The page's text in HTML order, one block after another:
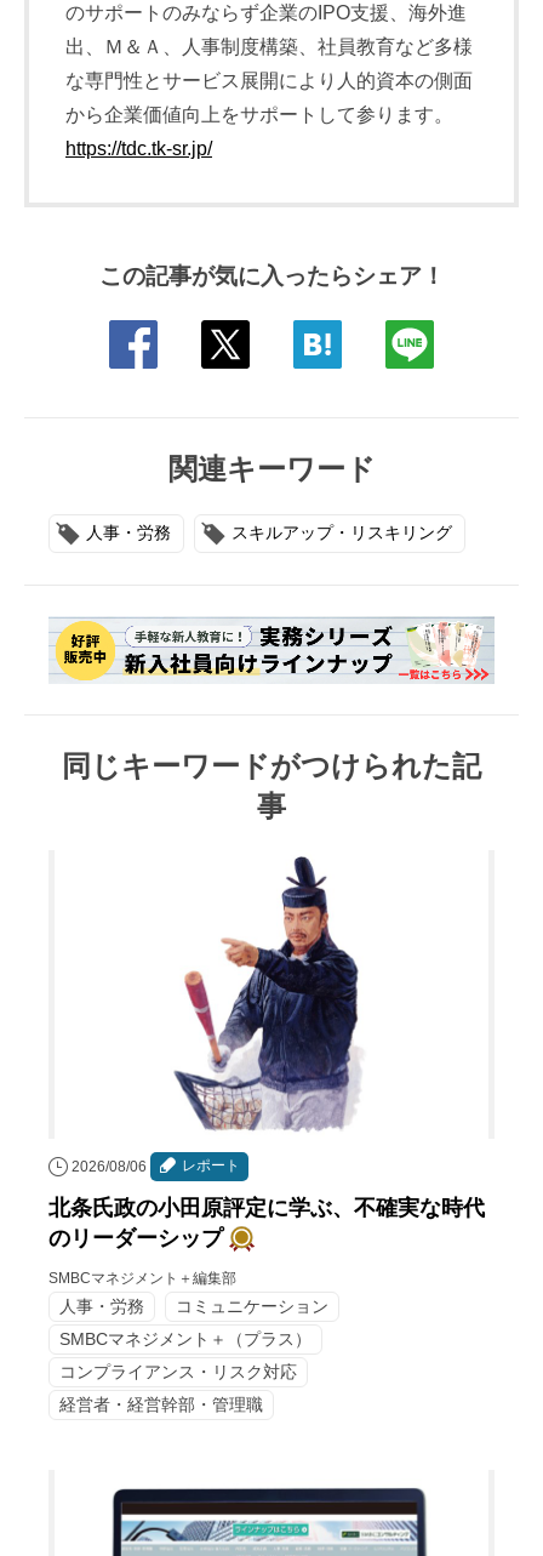
のサポートのみならず企業のIPO支援、海外進
出、Ｍ＆Ａ、人事制度構築、社員教育など多様
な専門性とサービス展開により人的資本の側面
から企業価値向上をサポートして参ります。
https://tdc.tk-sr.jp/
この記事が気に入ったらシェア！
関連キーワード
人事・労務 スキルアップ・リスキリング
同じキーワードがつけられた記
事
2026/08/06 レポート
北条氏政の小田原評定に学ぶ、不確実な時代
のリーダーシップ
SMBCマネジメント＋編集部
人事・労務
コミュニケーション
SMBCマネジメント＋（プラス）
コンプライアンス・リスク対応
経営者・経営幹部・管理職